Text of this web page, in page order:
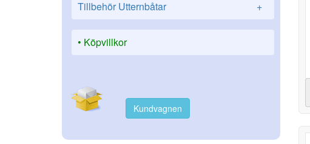
Tillbehör Utternbåtar +
Köpvillkor
Kundvagnen